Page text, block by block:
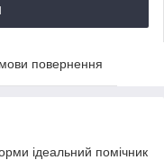
повернення
ідеальний помічник